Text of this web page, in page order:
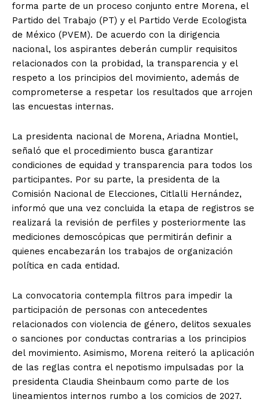
forma parte de un proceso conjunto entre Morena, el
Partido del Trabajo (PT) y el Partido Verde Ecologista
de México (PVEM). De acuerdo con la dirigencia
nacional, los aspirantes deberán cumplir requisitos
relacionados con la probidad, la transparencia y el
respeto a los principios del movimiento, además de
comprometerse a respetar los resultados que arrojen
las encuestas internas.
La presidenta nacional de Morena, Ariadna Montiel,
señaló que el procedimiento busca garantizar
condiciones de equidad y transparencia para todos los
participantes. Por su parte, la presidenta de la
Comisión Nacional de Elecciones, Citlalli Hernández,
informó que una vez concluida la etapa de registros se
realizará la revisión de perfiles y posteriormente las
mediciones demoscópicas que permitirán definir a
quienes encabezarán los trabajos de organización
política en cada entidad.
La convocatoria contempla filtros para impedir la
participación de personas con antecedentes
relacionados con violencia de género, delitos sexuales
o sanciones por conductas contrarias a los principios
del movimiento. Asimismo, Morena reiteró la aplicación
de las reglas contra el nepotismo impulsadas por la
presidenta Claudia Sheinbaum como parte de los
lineamientos internos rumbo a los comicios de 2027.